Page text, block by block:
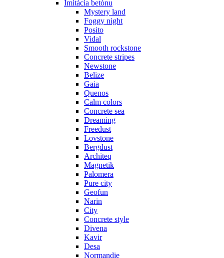
Imitácia betónu
Mystery land
Foggy night
Posito
Vidal
Smooth rockstone
Concrete stripes
Newstone
Belize
Gaia
Quenos
Calm colors
Concrete sea
Dreaming
Freedust
Lovstone
Bergdust
Architeq
Magnetik
Palomera
Pure city
Geofun
Narin
City
Concrete style
Divena
Kavir
Desa
Normandie